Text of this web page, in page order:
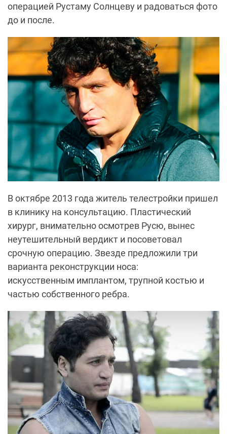
операцией Рустаму Солнцеву и радоваться фото
до и после.
В октябре 2013 года житель телестройки пришел
в клинику на консультацию. Пластический
хирург, внимательно осмотрев Русю, вынес
неутешительный вердикт и посоветовал
срочную операцию. Звезде предложили три
варианта реконструкции носа:
искусственным имплантом, трупной костью и
частью собственного ребра.